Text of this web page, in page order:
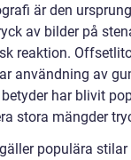
är den
av bilder på
reaktion.
användning av
har blivit
stora mängder
populära